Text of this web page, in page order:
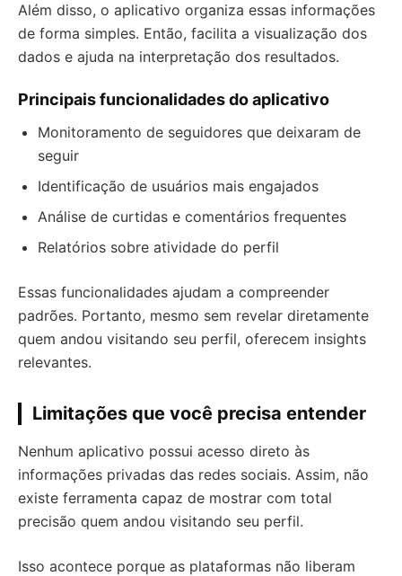
Além disso, o aplicativo organiza essas informações
de forma simples. Então, facilita a visualização dos
dados e ajuda na interpretação dos resultados.
Principais funcionalidades do aplicativo
Monitoramento de seguidores que deixaram de
seguir
Identificação de usuários mais engajados
Análise de curtidas e comentários frequentes
Relatórios sobre atividade do perfil
Essas funcionalidades ajudam a compreender
padrões. Portanto, mesmo sem revelar diretamente
quem andou visitando seu perfil, oferecem insights
relevantes.
Limitações que você precisa entender
Nenhum aplicativo possui acesso direto às
informações privadas das redes sociais. Assim, não
existe ferramenta capaz de mostrar com total
precisão quem andou visitando seu perfil.
Isso acontece porque as plataformas não liberam